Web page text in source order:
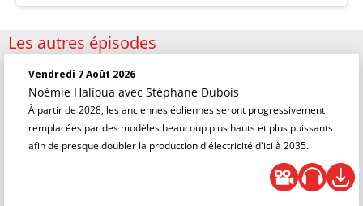
Les autres épisodes
Vendredi 7 Août 2026
Noémie Halioua avec Stéphane Dubois
À partir de 2028, les anciennes éoliennes seront progressivement
remplacées par des modèles beaucoup plus hauts et plus puissants
afin de presque doubler la production d'électricité d'ici à 2035.